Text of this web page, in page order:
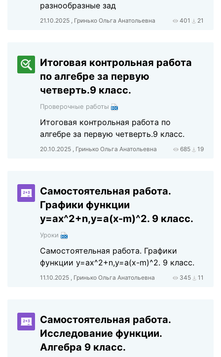
разнообразные зад
21.10.2025 , Гринько Ольга Анатольевна 401 21
Итоговая контрольная работа
по алгебре за первую
четверть.9 класс.
Проверочные работы
Итоговая контрольная работа по
алгебре за первую четверть.9 класс.
20.10.2025 , Гринько Ольга Анатольевна 685 19
Самостоятельная работа.
Графики функции
у=ах^2+n,у=а(x-m)^2. 9 класс.
Уроки
Самостоятельная работа. Графики
функции у=ах^2+n,у=а(x-m)^2. 9 класс.
11.10.2025 , Гринько Ольга Анатольевна 345 11
Самостоятельная работа.
Исследование функции.
Алгебра 9 класс.